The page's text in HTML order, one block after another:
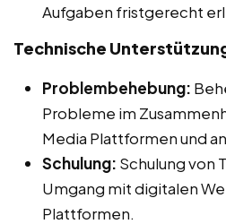
Aufgaben fristgerecht
Technische
Problembehebung:
Probleme im
Media Plattformen und
Schulung: Schulung von
Umgang mit digitalen
Plattformen.